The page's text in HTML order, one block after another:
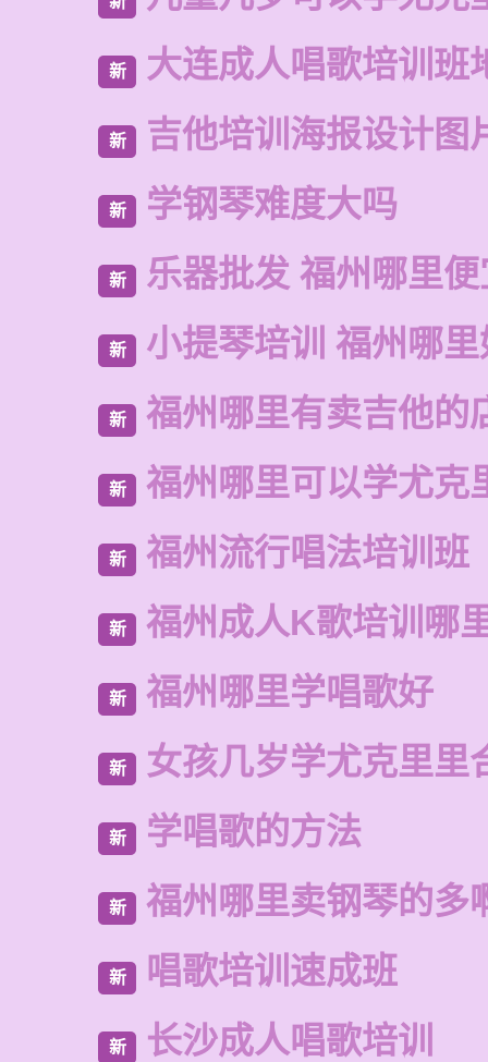
新 大连成人唱歌培训班
新 吉他培训海报设计图
新 学钢琴难度大吗
新 乐器批发 福州哪里
新 小提琴培训 福州哪
新 福州哪里有卖吉他的
新 福州哪里可以学尤克
新 福州流行唱法培训班
新 福州成人K歌培训哪
新 福州哪里学唱歌好
新 女孩几岁学尤克里里
新 学唱歌的方法
新 福州哪里卖钢琴的多
新 唱歌培训速成班
新 长沙成人唱歌培训